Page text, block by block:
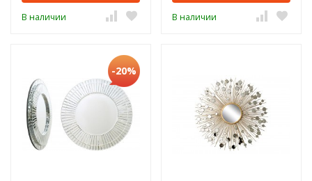
В наличии В наличии
-20%